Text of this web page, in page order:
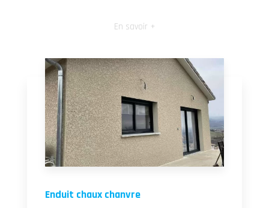
En savoir +
Enduit chaux chanvre